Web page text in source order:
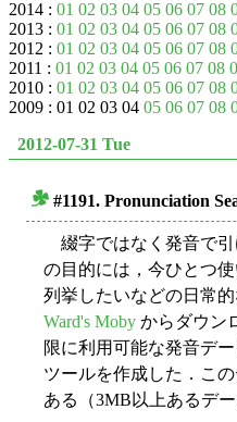
2014 : 01 02 03 04 05 06 07 08
2013 : 01 02 03 04 05 06 07 08
2012 : 01 02 03 04 05 06 07 08
2011 : 01 02 03 04 05 06 07 08
2010 : 01 02 03 04 05 06 07 08
2009 : 01 02 03 04 05 06 07 08
2012-07-31 Tue
#1191. Pronunciation
綴字ではなく発音で引
の目的には，今ひとつ
列挙したいなどの日常
Ward's Moby からダウン
限に利用可能な発音デー
ツールを作成した．こ
ある（3MB以上あるデ